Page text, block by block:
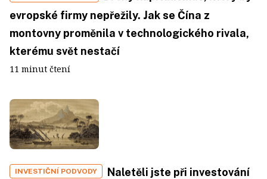
evropské firmy nepřežily. Jak se Čína z
montovny proměnila v technologického rivala,
kterému svět nestačí
11 minut čtení
INVESTIČNÍ PODVODY
Naletěli jste při investování